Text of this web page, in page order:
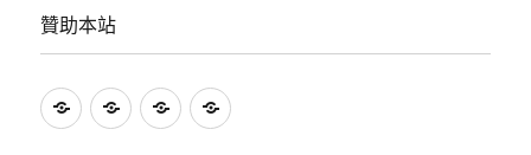
贊助本站
115
115
常
贊